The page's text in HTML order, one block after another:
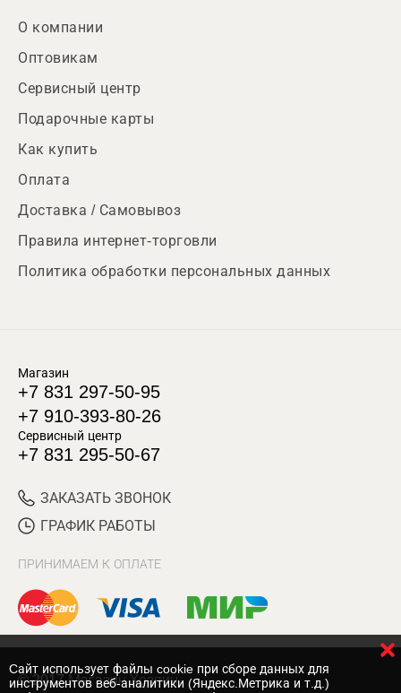
О компании
Оптовикам
Сервисный центр
Подарочные карты
Как купить
Оплата
Доставка / Самовывоз
Правила интернет-торговли
Политика обработки персональных данных
Магазин
+7 831 297-50-95
+7 910-393-80-26
Сервисный центр
+7 831 295-50-67
ЗАКАЗАТЬ ЗВОНОК
ГРАФИК РАБОТЫ
ПРИНИМАЕМ К ОПЛАТЕ
© 2017 Магазин Хозяин
Cайт использует файлы cookie при сборе данных для
инструментов веб-аналитики (Яндекс.Метрика и т.д.)